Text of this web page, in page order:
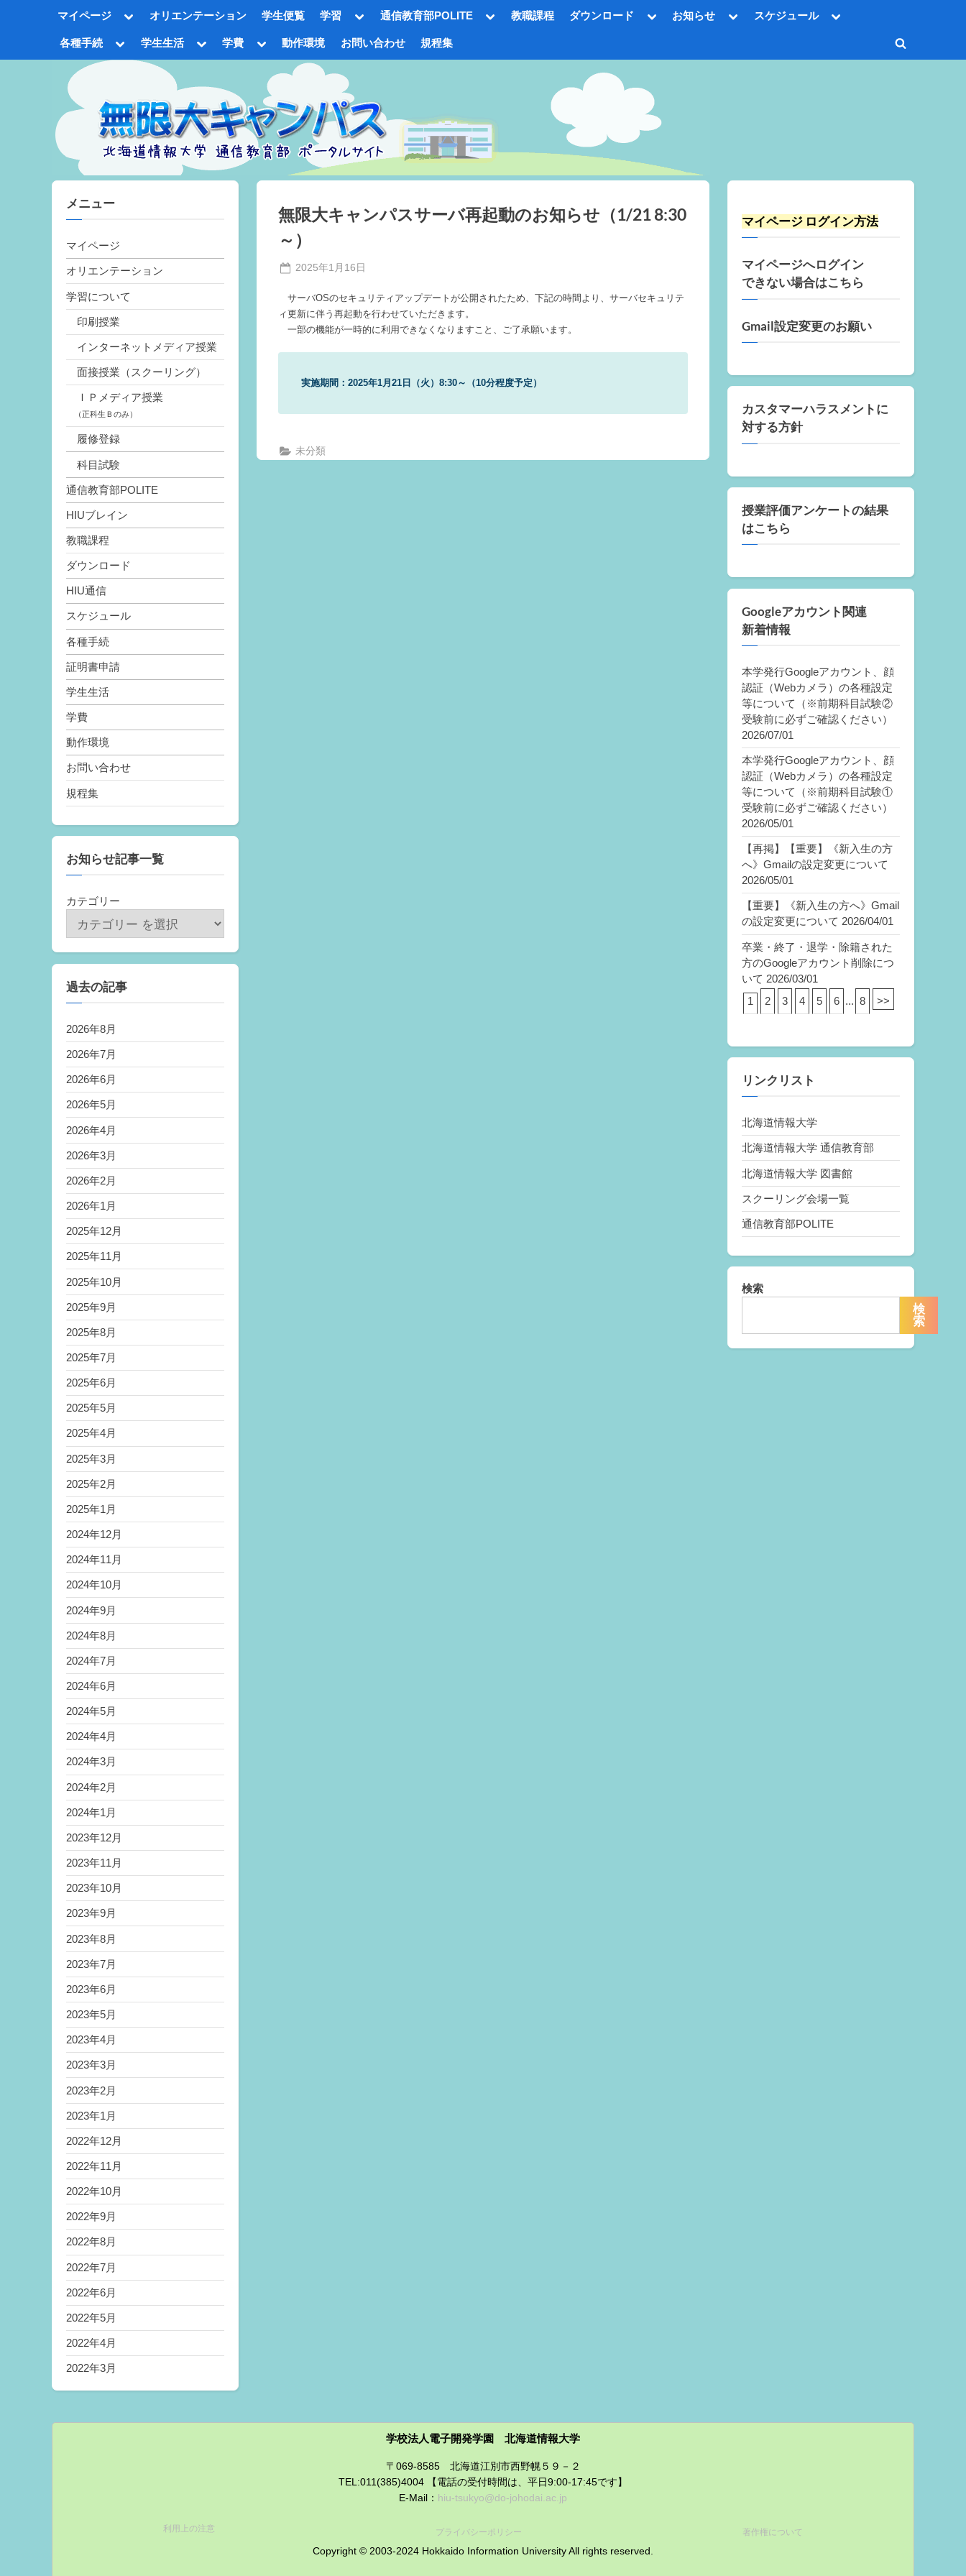
マイページ
Toggle
menu
オリエンテーション 学生便覧 学習
Toggle
menu
Toggle
sub-
Toggle
sub-
通信教育部POLITE
Toggle教職課程 ダウンロード
Toggle
Toggle
お知らせ
Toggle
menu
スケジュール
Toggle
各種手続
Toggle
menu
学生生活
Toggle
sub-
menu
学費
Toggle動作環境 お問い合わせ 規程集
Toggle
無限大キャンパスサーバ再起動のお知らせ（1/21 8:30
～）
Posted
2025年1月16日
務
局
S.A
サーバOSのセキュリティアップデートが公開されたため、下記の時間より、サーバセキュリテ
ィ更新に伴う再起動を行わせていただきます。
一部の機能が一時的に利用できなくなりますこと、ご了承願います。
実施期間：2025年1月21日（火）8:30～（10分程度予定）
未分類
メニュー
マイページ
オリエンテーション
学習について
印刷授業
インターネットメディア授業
面接授業（スクーリング）
ＩＰメディア授業
（正科生Ｂのみ）
履修登録
科目試験
通信教育部POLITE
HIUブレイン
教職課程
ダウンロード
HIU通信
スケジュール
各種手続
証明書申請
学生生活
学費
動作環境
お問い合わせ
規程集
お知らせ記事一覧
カテゴリー
過去の記事
2026年8月
2026年7月
2026年6月
2026年5月
2026年4月
2026年3月
2026年2月
2026年1月
2025年12月
2025年11月
2025年10月
2025年9月
2025年8月
2025年7月
2025年6月
2025年5月
2025年4月
2025年3月
2025年2月
2025年1月
2024年12月
2024年11月
2024年10月
2024年9月
2024年8月
2024年7月
2024年6月
2024年5月
2024年4月
2024年3月
2024年2月
2024年1月
2023年12月
2023年11月
2023年10月
2023年9月
2023年8月
2023年7月
2023年6月
2023年5月
2023年4月
2023年3月
2023年2月
2023年1月
2022年12月
2022年11月
2022年10月
2022年9月
2022年8月
2022年7月
2022年6月
2022年5月
2022年4月
2022年3月
マイページ ログイン方法
マイページへログイン
できない場合はこちら
Gmail設定変更のお願い
カスタマーハラスメントに
対する方針
授業評価アンケートの結果
はこちら
Googleアカウント関連
新着情報
本学発行Googleアカウント、顔
認証（Webカメラ）の各種設定
等について（※前期科目試験②
受験前に必ずご確認ください）
2026/07/01
本学発行Googleアカウント、顔
認証（Webカメラ）の各種設定
等について（※前期科目試験①
受験前に必ずご確認ください）
2026/05/01
【再掲】【重要】《新入生の方
へ》Gmailの設定変更について
2026/05/01
【重要】《新入生の方へ》Gmail
の設定変更について 2026/04/01
卒業・終了・退学・除籍された
方のGoogleアカウント削除につ
いて 2026/03/01
1
2 3 4 5 6 ... 8 >>
リンクリスト
北海道情報大学
北海道情報大学 通信教育部
北海道情報大学 図書館
スクーリング会場一覧
通信教育部POLITE
検索
検
索
学校法人電子開発学園 北海道情報大学
〒069-8585 北海道江別市西野幌５９－２
TEL:011(385)4004 【電話の受付時間は、平日9:00-17:45です】
E-Mail： hiu-tsukyo@do-johodai.ac.jp
利用上の注意 プライバシーポリシー 著作権について
Copyright © 2003-2024 Hokkaido Information University All rights reserved.